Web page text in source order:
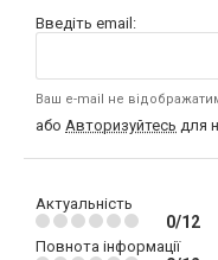
Введіть email:
Ваш e-mail не
або Авторизуйтесь для
Актуальність
0/12
Повнота інформації